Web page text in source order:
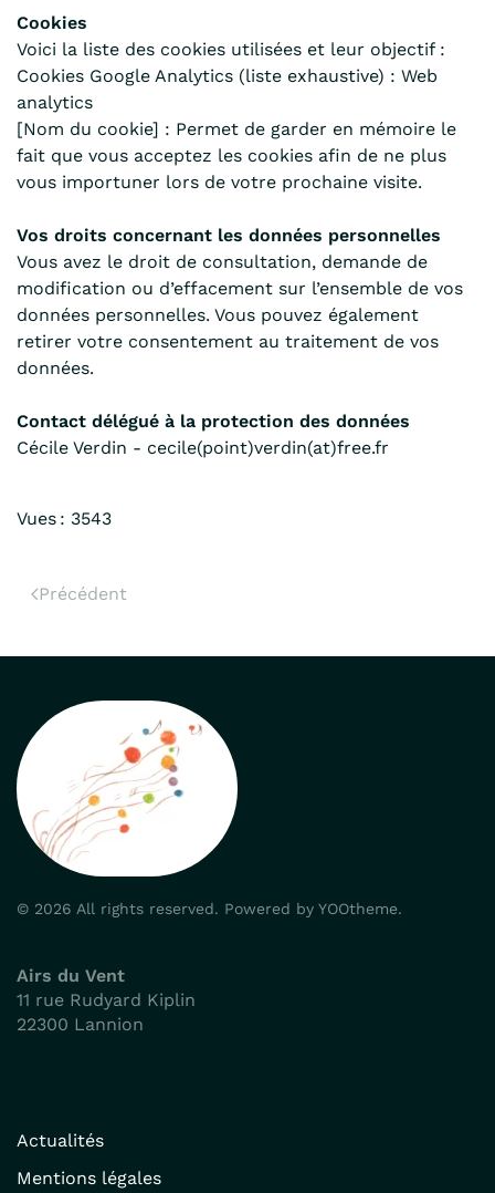
Cookies
Voici la liste des cookies utilisées et leur objectif :
Cookies Google Analytics (liste exhaustive) : Web
analytics
[Nom du cookie] : Permet de garder en mémoire le
fait que vous acceptez les cookies afin de ne plus
vous importuner lors de votre prochaine visite.
Vos droits concernant les données personnelles
Vous avez le droit de consultation, demande de
modification ou d’effacement sur l’ensemble de vos
données personnelles. Vous pouvez également
retirer votre consentement au traitement de vos
données.
Contact délégué à la protection des données
Cécile Verdin - cecile(point)verdin(at)free.fr
Vues : 3543
Précédent
© 2026 All rights reserved. Powered by YOOtheme.
Airs du Vent
11 rue Rudyard Kiplin
22300 Lannion
Actualités
Mentions légales